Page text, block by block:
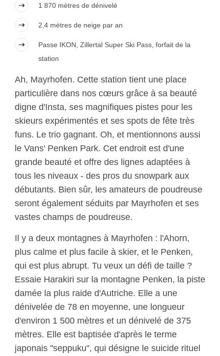
1 870 mètres de dénivelé
2,4 mètres de neige par an
Passe IKON, Zillertal Super Ski Pass, forfait de la
station
Ah, Mayrhofen. Cette station tient une place
particulière dans nos cœurs grâce à sa beauté
digne d'Insta, ses magnifiques pistes pour les
skieurs expérimentés et ses spots de fête très
funs. Le trio gagnant. Oh, et mentionnons aussi
le Vans' Penken Park. Cet endroit est d'une
grande beauté et offre des lignes adaptées à
tous les niveaux - des pros du snowpark aux
débutants. Bien sûr, les amateurs de poudreuse
seront également séduits par Mayrhofen et ses
vastes champs de poudreuse.
Il y a deux montagnes à Mayrhofen : l'Ahorn,
plus calme et plus facile à skier, et le Penken,
qui est plus abrupt. Tu veux un défi de taille ?
Essaie Harakiri sur la montagne Penken, la piste
damée la plus raide d'Autriche. Elle a une
dénivelée de 78 en moyenne, une longueur
d'environ 1 500 mètres et un dénivelé de 375
mètres. Elle est baptisée d'après le terme
japonais "seppuku", qui désigne le suicide rituel